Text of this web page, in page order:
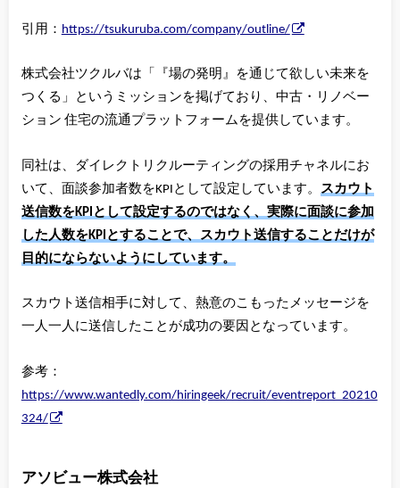
引用： https://tsukuruba.com/company/outline/
株式会社ツクルバは「『場の発明』を通じて欲しい未来を
つくる」というミッションを掲げており、中古・リノベー
ション 住宅の流通プラットフォームを提供しています。
同社は、ダイレクトリクルーティングの採用チャネルにお
いて、面談参加者数をKPIとして設定しています。 スカウト
送信数をKPIとして設定するのではなく、実際に面談に参加
した人数をKPIとすることで、スカウト送信することだけが
目的にならないようにしています。
スカウト送信相手に対して、熱意のこもったメッセージを
一人一人に送信したことが成功の要因となっています。
参考：
https://www.wantedly.com/hiringeek/recruit/eventreport_20210
324/
アソビュー株式会社